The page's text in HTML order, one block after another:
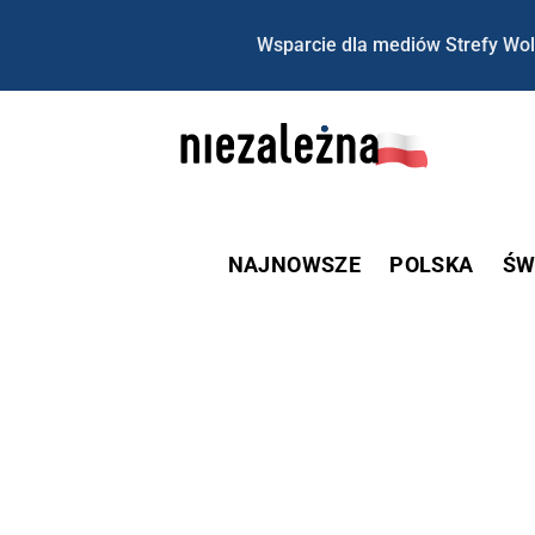
Wsparcie dla mediów Strefy
NAJNOWSZE POLSKA